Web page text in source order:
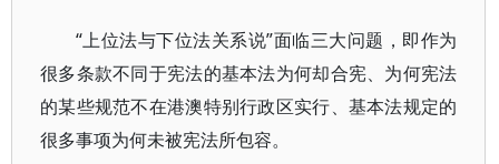
“上位法与下位法关系说”面临三大问题，即作为
很多条款不同于宪法的基本法为何却合宪、为何宪法
的某些规范不在港澳特别行政区实行、基本法规定的
很多事项为何未被宪法所包容。